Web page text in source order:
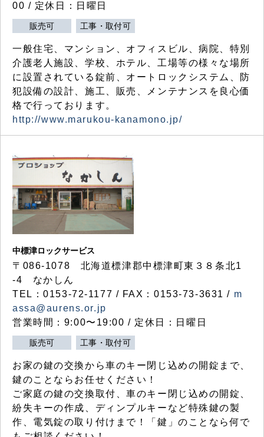
00 / 定休日：日曜日
販売可 工事・取付可
一般住宅、マンション、オフィスビル、病院、特別
介護老人施設、学校、ホテル、工場等の様々な場所
に設置されている錠前、オートロックシステム、防
犯設備の設計、施工、販売、メンテナンスを良心価
格で行っております。
http://www.marukou-kanamono.jp/
中標津ロックサービス
〒086-1078 北海道標津郡中標津町東３８条北1
-4 なかしん
TEL：0153-72-1177 / FAX：0153-73-3631 / m
assa@aurens.or.jp
営業時間：9:00〜19:00 / 定休日：日曜日
販売可 工事・取付可
お家の鍵の交換から車のキー閉じ込めの開錠まで、
鍵のことならお任せください！
ご家庭の鍵の交換取付、車のキー閉じ込めの開錠、
紛失キーの作成、ディンプルキーなど特殊鍵の製
作、電気錠の取り付けまで！「鍵」のことなら何で